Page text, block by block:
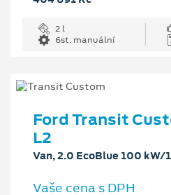
2 l
6st. manuální
Ford Transit
L2
Van, 2.0 EcoBlue 100 kW/
Vaše cena s DPH